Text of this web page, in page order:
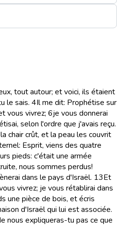
tout autour; et voici, ils étaient
le sais. 4Il me dit: Prophétise sur
vous vivrez; 6je vous donnerai
selon l'ordre que j'avais reçu.
chair crût, et la peau les couvrit
Esprit, viens des quatre
pieds: c'était une armée
nous sommes perdus!
dans le pays d'Israël. 13Et
vivrez; je vous rétablirai dans
une pièce de bois, et écris
d'Israël qui lui est associée.
nous expliqueras-tu pas ce que